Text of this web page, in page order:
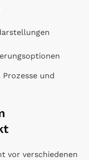
und
vor verschiedenen